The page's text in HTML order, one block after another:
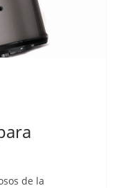
de la